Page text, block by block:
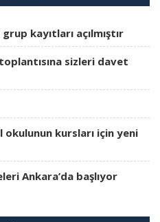
kayıtları açılmıştır
sizleri davet
kursları için yeni
Ankara’da başlıyor